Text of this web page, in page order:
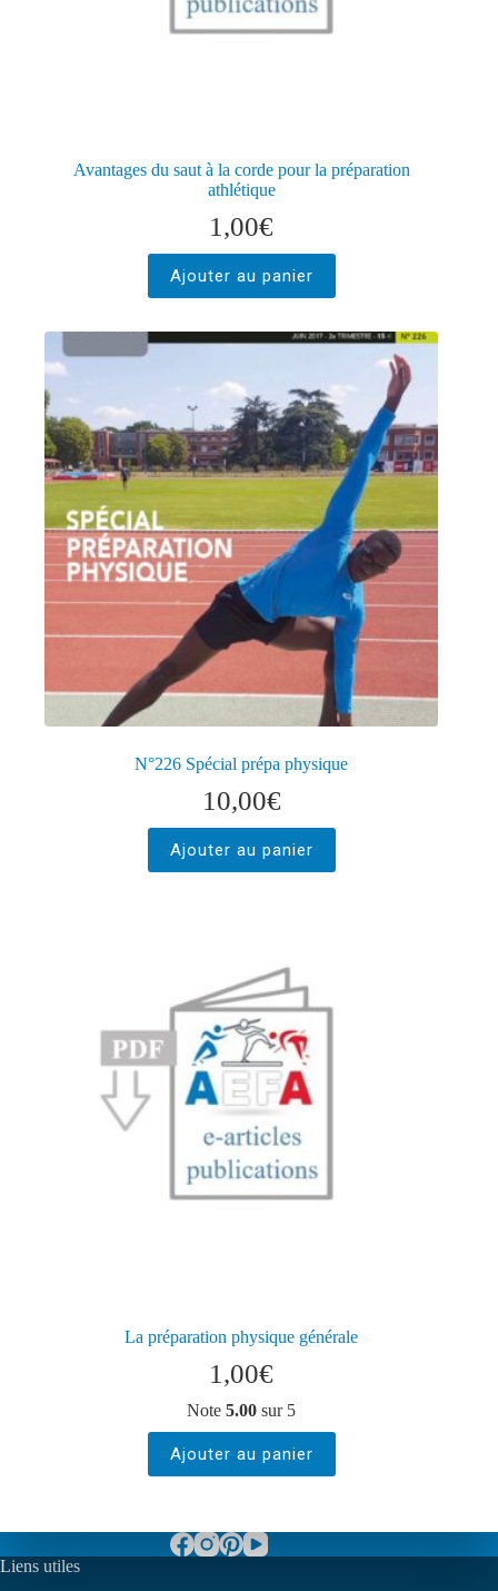
Avantages du saut à la corde pour la préparation
athlétique
1,00€
Ajouter au panier
N°226 Spécial prépa physique
10,00€
Ajouter au panier
La préparation physique générale
1,00€
Note5.00 sur 5
Ajouter au panier
Liens utiles